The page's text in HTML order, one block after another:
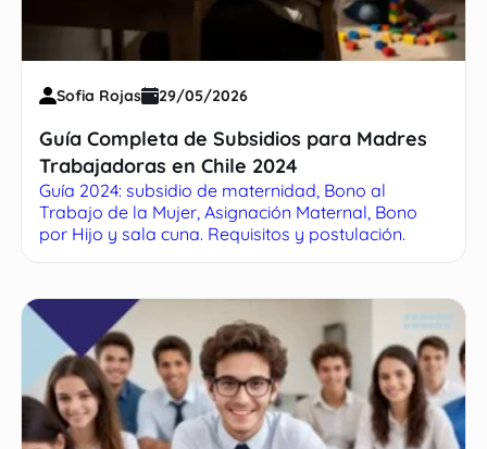
Sofia Rojas 29/05/2026
Guía Completa de Subsidios para Madres
Trabajadoras en Chile 2024
Guía 2024: subsidio de maternidad, Bono al
Trabajo de la Mujer, Asignación Maternal, Bono
por Hijo y sala cuna. Requisitos y postulación.